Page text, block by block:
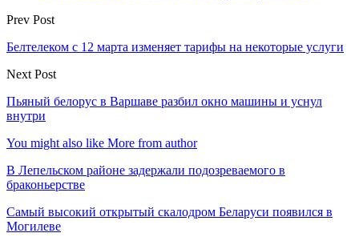
Prev Post
Белтелеком с 12 марта изменяет тарифы на некоторые услуги
Next Post
Пьяный белорус в Варшаве разбил окно машины и уснул
внутри
You might also like More from author
В Лепельском районе задержали подозреваемого в
браконьерстве
Самый высокий открытый скалодром Беларуси появился в
Могилеве